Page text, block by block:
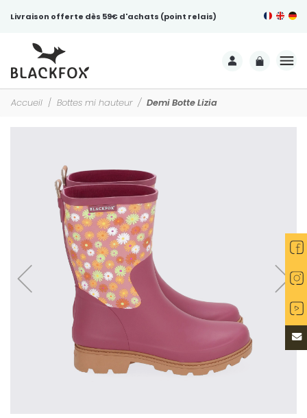
Livraison offerte dès 59€ d'achats (point relais)
Accueil Bottes mi hauteur Demi Botte Lizia